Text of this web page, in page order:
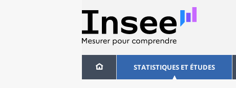
STATISTIQUES ET ÉTUDES